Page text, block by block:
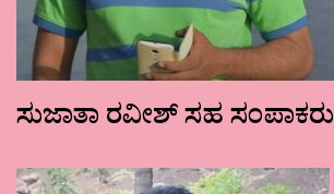
ಸುಜಾತಾ ರವೀಶ್ ಸಹ ಸಂಪಾಕರು